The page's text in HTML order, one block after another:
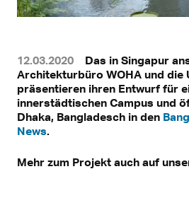
12.03.2020
Das in Singapur
Architekturbüro WOHA und die
präsentieren ihren Entwurf für
innerstädtischen Campus und
Dhaka, Bangladesch in den
News.
Mehr zum Projekt auch auf